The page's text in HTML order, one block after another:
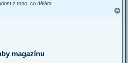
z toho, co dělám...
o
magazínu